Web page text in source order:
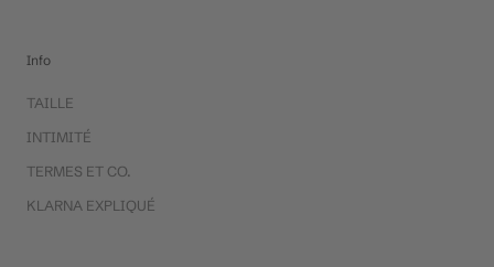
Info
TAILLE
INTIMITÉ
TERMES ET CO.
KLARNA EXPLIQUÉ